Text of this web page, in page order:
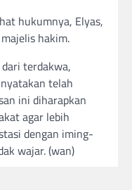
hukumnya, Elyas,
hakim.
terdakwa,
telah
ini diharapkan
agar lebih
dengan iming-
wajar. (wan)